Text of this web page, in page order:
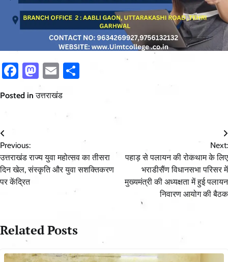
Facebook
Mastodon
Email
Posted inउत्तराखंड
Post
navigation
Previous:
उत्तराखंड राज्य युवा महोत्सव का तीसरा
दिन खेल, संस्कृति और युवा सशक्तिकरण
पर केंद्रित
Next:
पहाड़ से पलायन की रोकथाम के लिए
भराडीसैंण विधानसभा परिसर में
मुख्यमंत्री की अध्यक्षता में हुई पलायन
निवारण आयोग की बैठक
Related Posts